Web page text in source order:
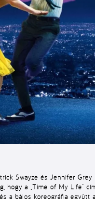
Swayze és Jennifer
a „Time of My Life”
a bájos koreográfia együtt